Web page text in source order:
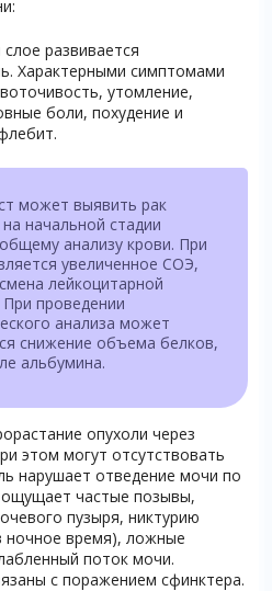
развивается
Характерными симптомами
утомление,
боли, похудение и
может выявить рак
начальной стадии
анализу крови. При
увеличенное СОЭ,
лейкоцитарной
проведении
анализа может
снижение объема белков,
альбумина.
опухоли через
этом могут отсутствовать
нарушает отведение мочи по
частые позывы,
пузыря, никтурию
ночное время), ложные
поток мочи.
с поражением сфинктера.